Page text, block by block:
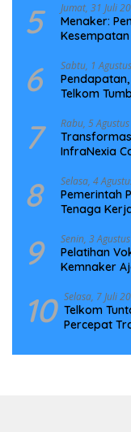
5 Jumat, 31 Juli
Menaker:
6 Sabtu, 1
Telkom
7 Rabu, 5
InfraNexia
8 Selasa, 4
Pemerintah
Tenaga
9 Senin, 3
Pelatihan
Kemnaker
10 Selasa, 7 Juli
Telkom
Percepat